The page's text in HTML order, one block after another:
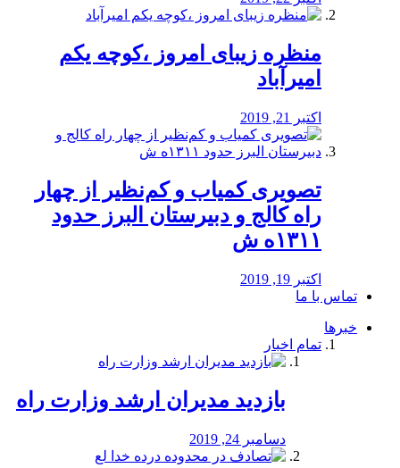
منظره‌‌ زیبای امروز ،کوچه یکم
امیرآباد
اکتبر 21, 2019
️تصویری کمیاب و کم‌نظیر از چهار
راه كالج و دبيرستان البرز حدود
۱۳۱۱ه ش
اکتبر 19, 2019
تماس با ما
خبرها
تمام اخبار
بازدید مدیران ارشد وزارت راه
دسامبر 24, 2019